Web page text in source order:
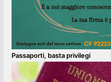
Passaporti, basta privilegi